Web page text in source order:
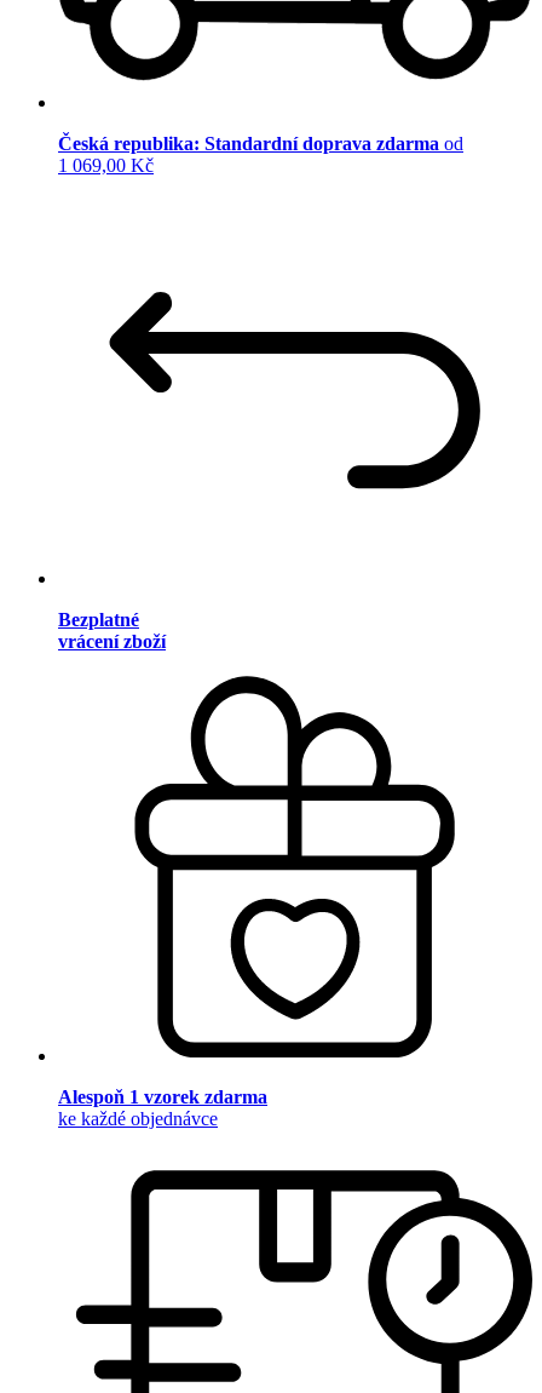
Česká republika: Standardní doprava zdarma od
1 069,00 Kč
Bezplatné
vrácení zboží
Alespoň 1 vzorek zdarma
ke každé objednávce